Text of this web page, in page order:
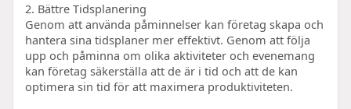
2. Bättre Tidsplanering
Genom att använda påminnelser kan företag skapa och
hantera sina tidsplaner mer effektivt. Genom att följa
upp och påminna om olika aktiviteter och evenemang
kan företag säkerställa att de är i tid och att de kan
optimera sin tid för att maximera produktiviteten.